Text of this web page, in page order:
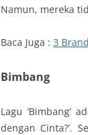
Namun, mereka
Baca Juga : 3
Bimbang
Lagu ‘Bimbang’
dengan Cinta?’.